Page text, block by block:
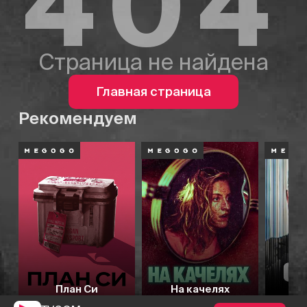
Страница не найдена
Главная страница
Рекомендуем
План Си На качелях